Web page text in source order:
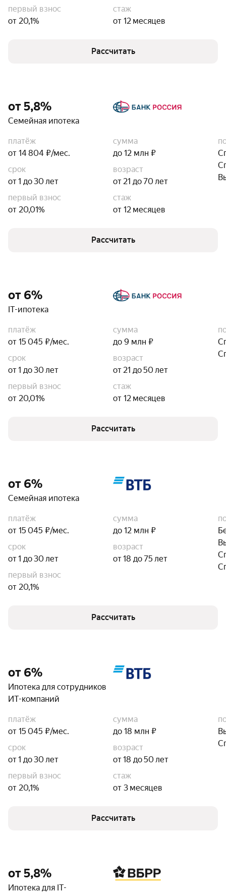
первый взнос
от 20,1%
стаж
от 12 месяцев
Рассчитать
от 5,8%
Семейная ипотека
платёж
от 14 804 ₽/мес.
сумма
до 12 млн ₽
срок
от 1 до 30 лет
возраст
от 21 до 70 лет
первый взнос
от 20,01%
стаж
от 12 месяцев
Рассчитать
от 6%
IT-ипотека
платёж
от 15 045 ₽/мес.
сумма
до 9 млн ₽
срок
от 1 до 30 лет
возраст
от 21 до 50 лет
первый взнос
от 20,01%
стаж
от 12 месяцев
Рассчитать
от 6%
Семейная ипотека
платёж
от 15 045 ₽/мес.
сумма
до 12 млн ₽
срок
от 1 до 30 лет
возраст
от 18 до 75 лет
первый взнос
от 20,1%
Рассчитать
от 6%
Ипотека для сотрудников
ИТ-компаний
платёж
от 15 045 ₽/мес.
сумма
до 18 млн ₽
срок
от 1 до 30 лет
возраст
от 18 до 50 лет
первый взнос
от 20,1%
стаж
от 3 месяцев
Рассчитать
от 5,8%
Ипотека для IT-